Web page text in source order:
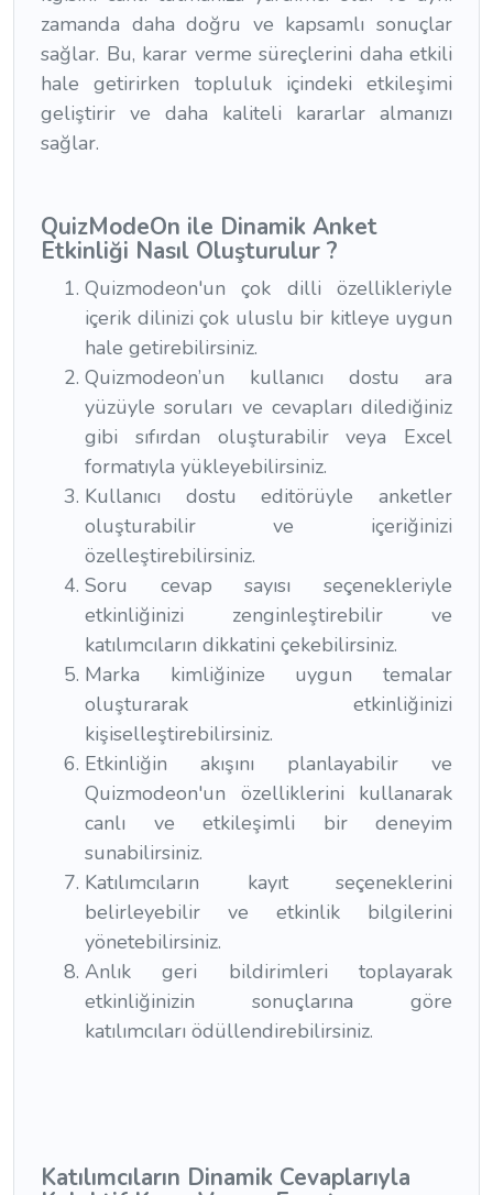
zamanda daha doğru ve kapsamlı sonuçlar
sağlar. Bu, karar verme süreçlerini daha etkili
hale getirirken topluluk içindeki etkileşimi
geliştirir ve daha kaliteli kararlar almanızı
sağlar.
QuizModeOn ile Dinamik Anket
Etkinliği Nasıl Oluşturulur ?
Quizmodeon'un çok dilli özellikleriyle
içerik dilinizi çok uluslu bir kitleye uygun
hale getirebilirsiniz.
Quizmodeon’un kullanıcı dostu ara
yüzüyle soruları ve cevapları dilediğiniz
gibi sıfırdan oluşturabilir veya Excel
formatıyla yükleyebilirsiniz.
Kullanıcı dostu editörüyle anketler
oluşturabilir ve içeriğinizi
özelleştirebilirsiniz.
Soru cevap sayısı seçenekleriyle
etkinliğinizi zenginleştirebilir ve
katılımcıların dikkatini çekebilirsiniz.
Marka kimliğinize uygun temalar
oluşturarak etkinliğinizi
kişiselleştirebilirsiniz.
Etkinliğin akışını planlayabilir ve
Quizmodeon'un özelliklerini kullanarak
canlı ve etkileşimli bir deneyim
sunabilirsiniz.
Katılımcıların kayıt seçeneklerini
belirleyebilir ve etkinlik bilgilerini
yönetebilirsiniz.
Anlık geri bildirimleri toplayarak
etkinliğinizin sonuçlarına göre
katılımcıları ödüllendirebilirsiniz.
Katılımcıların Dinamik Cevaplarıyla